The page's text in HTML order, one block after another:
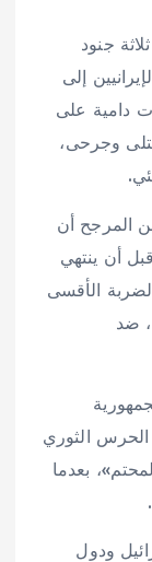
جنود
إلى
دامية على
وجرحى،
المرجح أن
أن ينتهي
الأقسى
ضد
الحرس الثوري
بعدما
ودول